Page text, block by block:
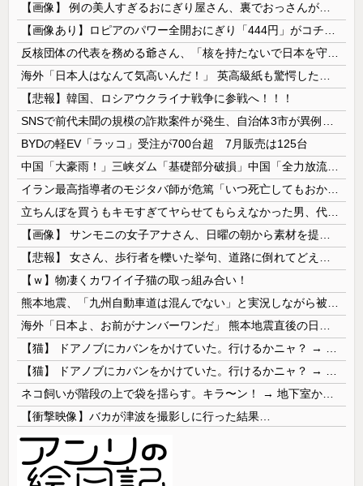
【悲報】韓国、ロシアウクライナ戦争に参戦へ！！！
BYDの軽EV「ラッコ」受注が700台超 7月販売は125台
【ｗ】物凄くカワイイ子猫の取っ組み合い！
【衝撃映像】バカが津波を撮影しに行った結果…